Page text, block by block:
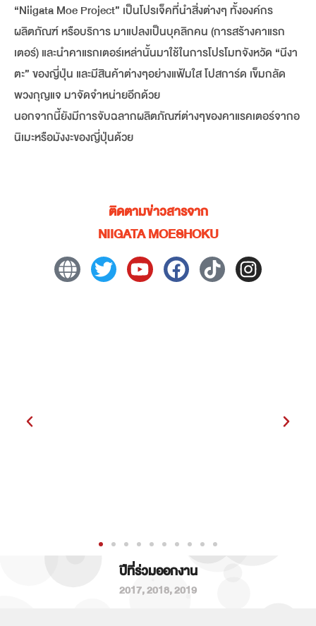
“Niigata Moe Project” เป็นโปรเจ็คที่นำสิ่งต่างๆ ทั้งองค์กร
ผลิตภัณฑ์ หรือบริการ มาแปลงเป็นบุคลิกคน (การสร้างคาแรก
เตอร์) และนำคาแรกเตอร์เหล่านั้นมาใช้ในการโปรโมทจังหวัด “นีงา
ตะ” ของญี่ปุ่น และมีสินค้าต่างๆอย่างแฟ้มใส โปสการ์ด เข็มกลัด
พวงกุญแจ มาจัดจำหน่ายอีกด้วย
นอกจากนี้ยังมีการจับฉลากผลิตภัณฑ์ต่างๆของคาแรคเตอร์จากอ
นิเมะหรือมังงะของญี่ปุ่นด้วย
ติดตามข่าวสารจาก
NIIGATA MOESHOKU
ปีที่ร่วมออกงาน
2017,2018,2019